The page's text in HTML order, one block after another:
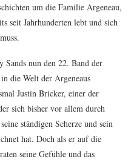
um die Familie Argeneau,
seit Jahrhunderten lebt und sich
Sands nun den 22. Band der
die Welt der Argeneaus
Justin Bricker, einer der
sich bisher vor allem durch
ständigen Scherze und sein
hat. Doch als er auf die
seine Gefühle und das